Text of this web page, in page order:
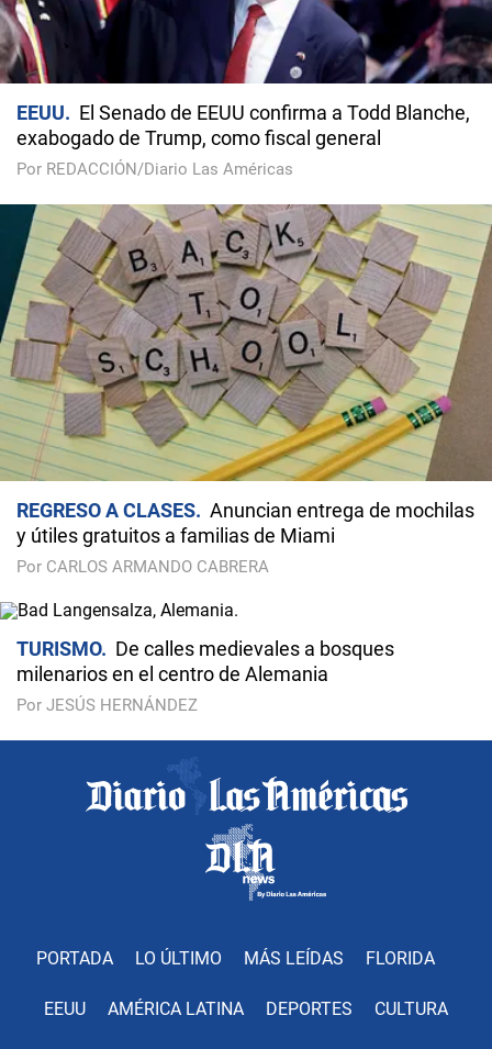
EEUU
El Senado de EEUU confirma a Todd Blanche,
exabogado de Trump, como fiscal general
Por REDACCIÓN/Diario Las Américas
REGRESO A CLASES
Anuncian entrega de mochilas
y útiles gratuitos a familias de Miami
Por CARLOS ARMANDO CABRERA
TURISMO
De calles medievales a bosques
milenarios en el centro de Alemania
Por JESÚS HERNÁNDEZ
PORTADA LO ÚLTIMO MÁS LEÍDAS FLORIDA
EEUU AMÉRICA LATINA DEPORTES CULTURA